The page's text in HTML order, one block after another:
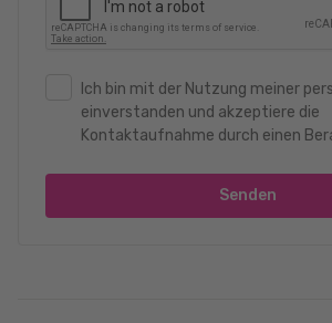
Ich bin mit der Nutzung meiner
einverstanden und akzeptiere die
Kontaktaufnahme durch einen
Senden